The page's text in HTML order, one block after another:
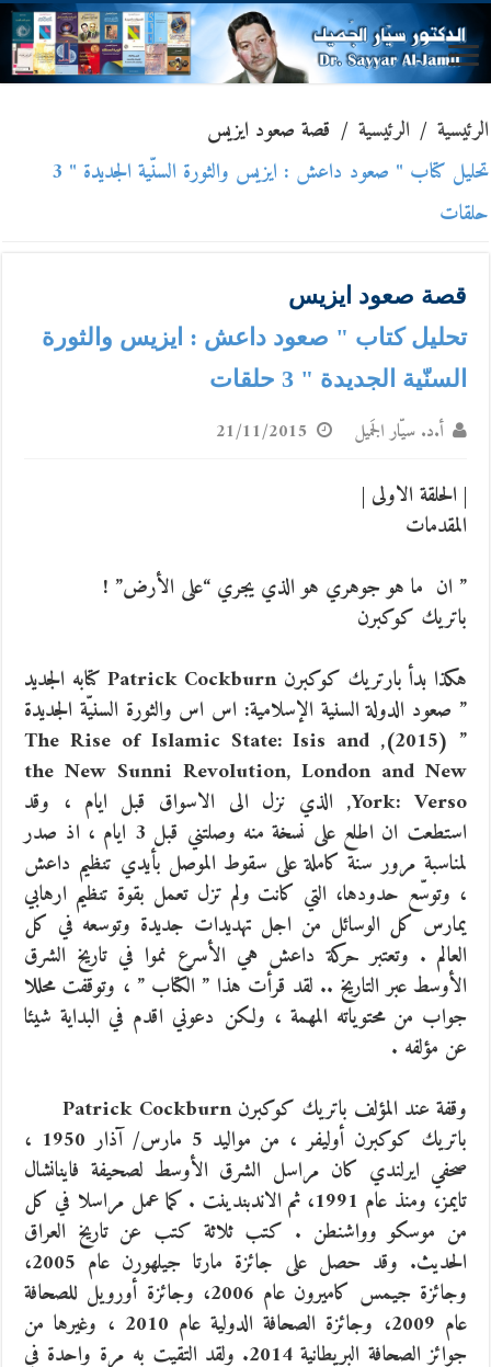
الرئيسية / الرئيسية / قصة صعود ايزيس
تحليل كتاب " صعود داعش : ايزيس والثورة السنّية الجديدة " 3
حلقات
قصة صعود ايزيس
تحليل كتاب " صعود داعش : ايزيس والثورة
السنّية الجديدة " 3 حلقات
أ.د. سيّار الجَميل 21/11/2015
| الحلقة الاولى |
المقدمات
” ان ما هو جوهري هو الذي يجري “على الأرض” !
باتريك كوكبرن
هكذا بدأ بارتريك كوكبرن Patrick Cockburn كتابه الجديد
” صعود الدولة السنية الإسلامية: اس اس والثورة السنيّة الجديدة
” (2015), The Rise of Islamic State: Isis and
the New Sunni Revolution, London and New
York: Verso, الذي نزل الى الاسواق قبل ايام
، وقد
استطعت ان اطلع على نسخة منه وصلتني قبل 3 ايام ، اذ صدر
لمناسبة مرور سنة كاملة على سقوط الموصل بأيدي تنظيم داعش
، وتوسّع حدودها، التي كانت ولم تزل تعمل بقوة تنظيم ارهابي
يمارس كل الوسائل من اجل تهديدات جديدة وتوسعه في كل
العالم . وتعتبر حركة داعش هي الأسرع نموا في تاريخ الشرق
الأوسط عبر التاريخ .. لقد قرأت هذا ” الكتاب ” ، وتوقفت محللا
جواب من محتوياته المهمة ، ولكن دعوني اقدم في البداية شيئا
عن مؤلفه .
وقفة عند المؤلف باتريك كوكبرن Patrick Cockburn
باتريك كوكبرن أوليفر ، من مواليد 5 مارس/ آذار 1950 ،
صحفي ايرلندي كان مراسل الشرق الأوسط لصحيفة فاينانشال
تايمز، ومنذ عام 1991، ثم الاندبندينت . كما عمل مراسلا في كل
من موسكو وواشنطن . كتب ثلاثة كتب عن تاريخ العراق
الحديث. وقد حصل على جائزة مارتا جيلهورن عام 2005،
وجائزة جيمس كاميرون عام 2006، وجائزة أورويل للصحافة
عام 2009، وجائزة الصحافة الدولية عام 2010 ، وغيرها من
جوائز الصحافة البريطانية 2014. ولقد التقيت به مرة واحدة في